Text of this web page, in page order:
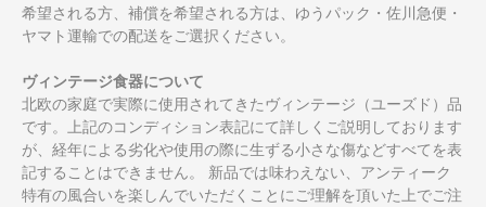
希望される方、補償を希望される方は、ゆうパック・佐川急便・
ヤマト運輸での配送をご選択ください。
ヴィンテージ食器について
北欧の家庭で実際に使用されてきたヴィンテージ（ユーズド）品
です。上記のコンディション表記にて詳しくご説明しております
が、経年による劣化や使用の際に生ずる小さな傷などすべてを表
記することはできません。 新品では味わえない、アンティーク
特有の風合いを楽しんでいただくことにご理解を頂いた上でご注